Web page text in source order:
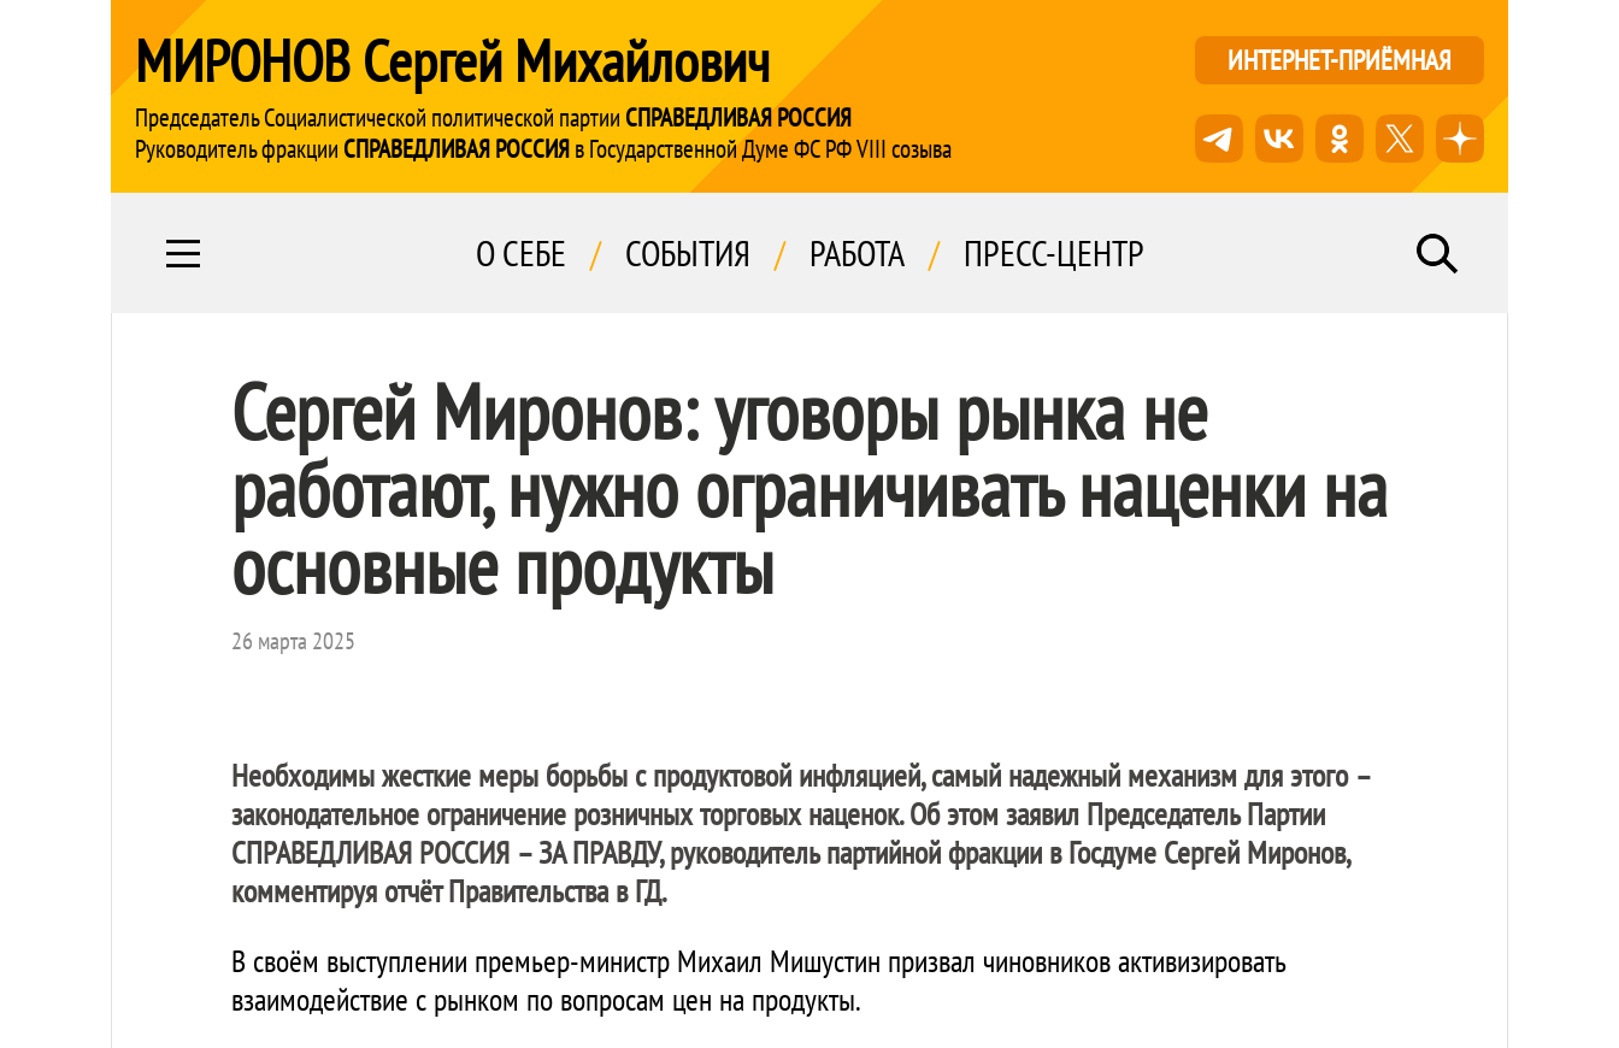
МИРОНОВ Сергей Михайлович
Председатель Социалистической политической партии СПРАВЕДЛИВАЯ РОССИЯ
Руководитель фракции СПРАВЕДЛИВАЯ РОССИЯв Государственной Думе ФС РФ VIII созыва
ИНТЕРНЕТ-ПРИЁМНАЯ
О СЕБЕ / СОБЫТИЯ / РАБОТА / ПРЕСС-ЦЕНТР
Сергей Миронов: уговоры рынка не
работают, нужно ограничивать наценки на
основные продукты
26 марта 2025
Необходимы жесткие меры борьбы с продуктовой инфляцией, самый надежный механизм для этого –
законодательное ограничение розничных торговых наценок. Об этом заявил Председатель Партии
СПРАВЕДЛИВАЯ РОССИЯ – ЗА ПРАВДУ, руководитель партийной фракции в Госдуме Сергей Миронов,
комментируя отчёт Правительства в ГД.
В своём выступлении премьер-министр Михаил Мишустин призвал чиновников активизировать
взаимодействие с рынком по вопросам цен на продукты.